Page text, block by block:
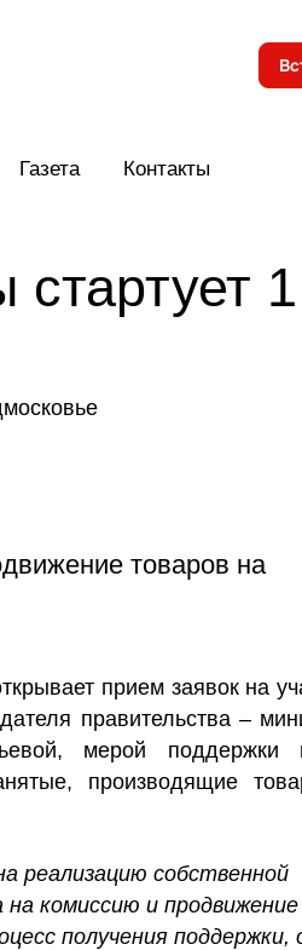
Газета Контакты
1
товаров на
прием заявок на
правительства –
, мерой поддержки
производящие
реализацию собственной
комиссию и продвижение
получения поддержки,